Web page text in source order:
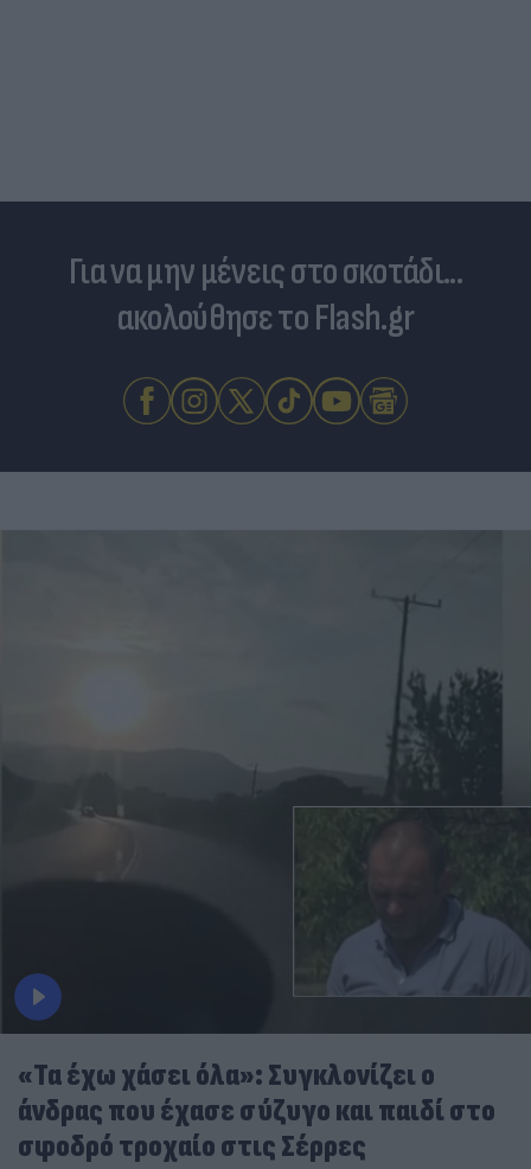
Για να μην μένεις στο σκοτάδι...
ακολούθησε το Flash.gr
«Τα έχω χάσει όλα»: Συγκλονίζει ο
άνδρας που έχασε σύζυγο και παιδί στο
σφοδρό τροχαίο στις Σέρρες